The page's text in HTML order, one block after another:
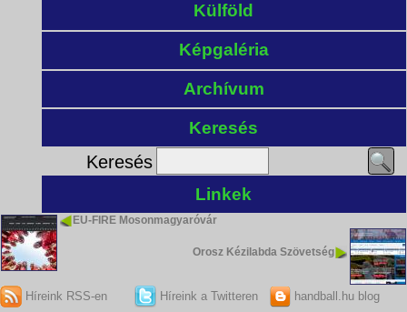
Külföld
Képgaléria
Archívum
Keresés
Keresés
Linkek
EU-FIRE Mosonmagyaróvár
Orosz Kézilabda Szövetség
Híreink RSS-en Híreink a Twitteren handball.hu blog